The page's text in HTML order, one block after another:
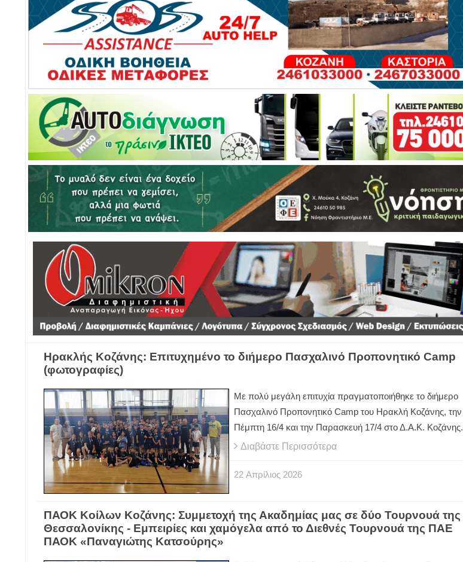
Ηρακλής Κοζάνης: Επιτυχημένο το διήμερο Πασχαλινό Προπονητικό Camp
(φωτογραφίες)
Με πολύ μεγάλη επιτυχία πραγματοποιήθηκε το διήμερο
Πασχαλινό Προπονητικό Camp του Ηρακλή Κοζάνης, την
Πέμπτη 16/4 και την Παρασκευή 17/4 στο Δ.Α.Κ. Κοζάνης.
Διαβάστε Περισσότερα
22 Απρίλιος 2026
ΠΑΟΚ Κοίλων Κοζάνης: Συμμετοχή της Ακαδημίας μας σε δύο Τουρνουά της
Θεσσαλονίκης - Εμπειρίες και χαμόγελα από το Διεθνές Τουρνουά της ΠΑΕ
ΠΑΟΚ «Παναγιώτης Κατσούρης»